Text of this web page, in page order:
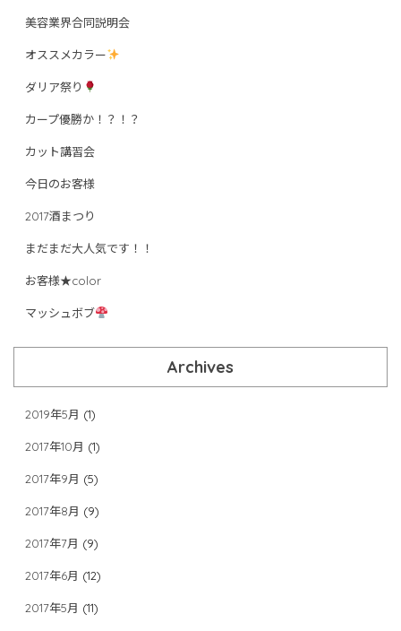
美容業界合同説明会
オススメカラー
ダリア祭り
カープ優勝か！？！？
カット講習会
今日のお客様
2017酒まつり
まだまだ大人気です！！
お客様★color
マッシュボブ
Archives
2019年5月 (1)
2017年10月 (1)
2017年9月 (5)
2017年8月 (9)
2017年7月 (9)
2017年6月 (12)
2017年5月 (11)